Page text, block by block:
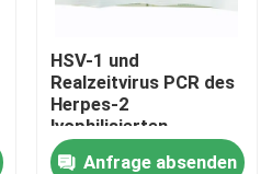
HSV-1 und
Realzeitvirus PCR des
Herpes-2
lyophilisierten
96tests/Kit
Anfrage absenden